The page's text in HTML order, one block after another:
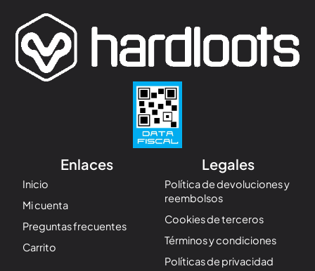
Enlaces
Inicio
Mi cuenta
Preguntas frecuentes
Carrito
Legales
Política de devoluciones y
reembolsos
Cookies de terceros
Términos y condiciones
Políticas de privacidad